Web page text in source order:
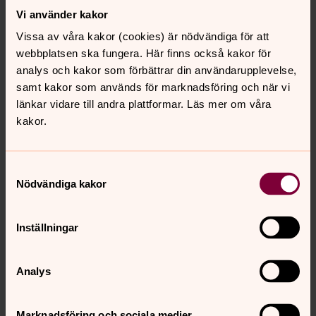
Vi använder kakor
Vissa av våra kakor (cookies) är nödvändiga för att
webbplatsen ska fungera. Här finns också kakor för
analys och kakor som förbättrar din användarupplevelse,
samt kakor som används för marknadsföring och när vi
länkar vidare till andra plattformar. Läs mer om våra
kakor.
Nödvändiga kakor
Inställningar
Analys
Inger Knecht
018-418 10 08